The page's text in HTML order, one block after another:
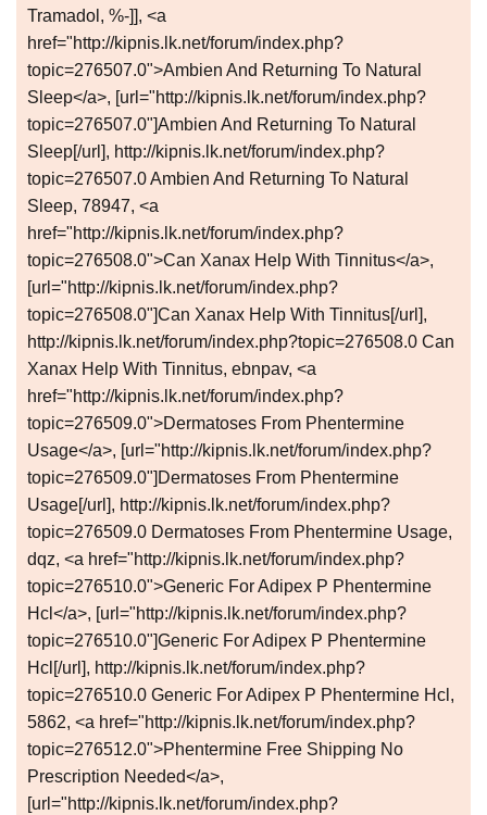
Tramadol, %-]], <a
href="http://kipnis.lk.net/forum/index.php?
topic=276507.0">Ambien And Returning To Natural
Sleep</a>, [url="http://kipnis.lk.net/forum/index.php?
topic=276507.0"]Ambien And Returning To Natural
Sleep[/url], http://kipnis.lk.net/forum/index.php?
topic=276507.0 Ambien And Returning To Natural
Sleep, 78947, <a
href="http://kipnis.lk.net/forum/index.php?
topic=276508.0">Can Xanax Help With Tinnitus</a>,
[url="http://kipnis.lk.net/forum/index.php?
topic=276508.0"]Can Xanax Help With Tinnitus[/url],
http://kipnis.lk.net/forum/index.php?topic=276508.0 Can
Xanax Help With Tinnitus, ebnpav, <a
href="http://kipnis.lk.net/forum/index.php?
topic=276509.0">Dermatoses From Phentermine
Usage</a>, [url="http://kipnis.lk.net/forum/index.php?
topic=276509.0"]Dermatoses From Phentermine
Usage[/url], http://kipnis.lk.net/forum/index.php?
topic=276509.0 Dermatoses From Phentermine Usage,
dqz, <a href="http://kipnis.lk.net/forum/index.php?
topic=276510.0">Generic For Adipex P Phentermine
Hcl</a>, [url="http://kipnis.lk.net/forum/index.php?
topic=276510.0"]Generic For Adipex P Phentermine
Hcl[/url], http://kipnis.lk.net/forum/index.php?
topic=276510.0 Generic For Adipex P Phentermine Hcl,
5862, <a href="http://kipnis.lk.net/forum/index.php?
topic=276512.0">Phentermine Free Shipping No
Prescription Needed</a>,
[url="http://kipnis.lk.net/forum/index.php?